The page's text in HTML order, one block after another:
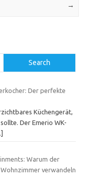
→
Search
Der perfekte
Küchengerät,
Der Emerio WK-
Warum der
verwandeln